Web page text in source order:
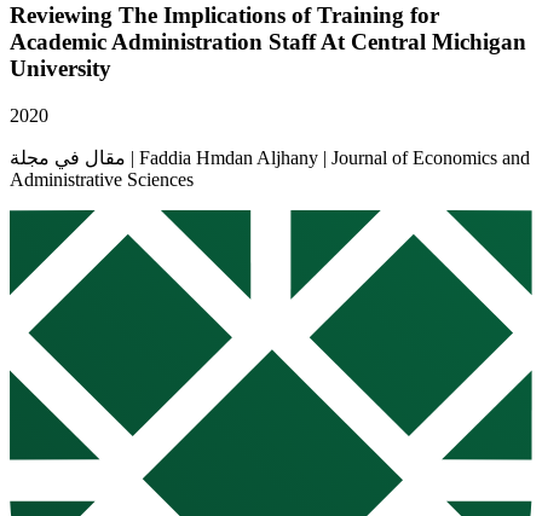
Reviewing The Implications of Training for
Academic Administration Staff At Central Michigan
University
2020
مقال في مجلة | Faddia Hmdan Aljhany | Journal of Economics and
Administrative Sciences